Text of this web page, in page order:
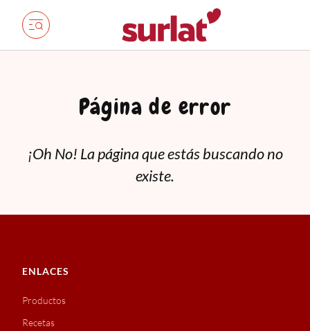
Página de error
¡Oh No! La página que estás buscando no
existe.
ENLACES
Productos
Recetas